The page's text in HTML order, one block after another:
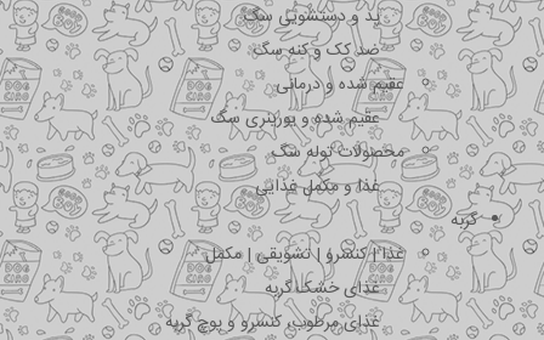
پد و دستشویی سگ
ضد کک و کنه سگ
عقیم شده و درمانی
عقیم شده و یورینری سگ
محصولات توله سگ
غذا و مکمل غذایی
گربه
غذا | کنسرو | تشویقی | مکمل
غذای خشک گربه
غذای مرطوب، کنسرو و پوچ گربه